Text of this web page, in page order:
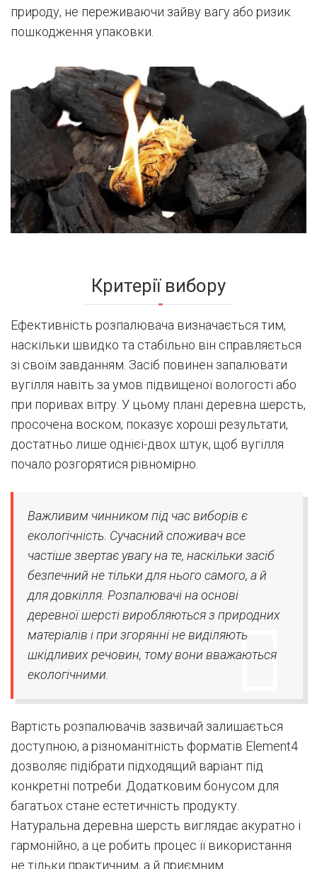
природу, не переживаючи зайву вагу або ризик
пошкодження упаковки.
Критерії вибору
Ефективність розпалювача визначається тим,
наскільки швидко та стабільно він справляється
зі своїм завданням. Засіб повинен запалювати
вугілля навіть за умов підвищеної вологості або
при поривах вітру. У цьому плані деревна шерсть,
просочена воском, показує хороші результати,
достатньо лише однієї-двох штук, щоб вугілля
почало розгорятися рівномірно.
Важливим чинником під час виборів є
екологічність. Сучасний споживач все
частіше звертає увагу на те, наскільки засіб
безпечний не тільки для нього самого, а й
для довкілля. Розпалювачі на основі
деревної шерсті виробляються з природних
матеріалів і при згорянні не виділяють
шкідливих речовин, тому вони вважаються
екологічними.
Вартість розпалювачів зазвичай залишається
доступною, а різноманітність форматів Element4
дозволяє підібрати підходящий варіант під
конкретні потреби. Додатковим бонусом для
багатьох стане естетичність продукту.
Натуральна деревна шерсть виглядає акуратно і
гармонійно, а це робить процес її використання
не тільки практичним, а й приємним.